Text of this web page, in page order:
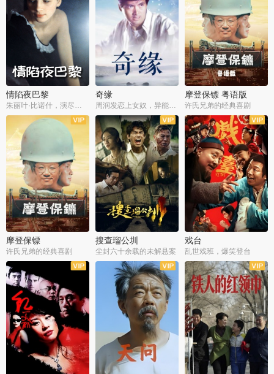
情陷夜巴黎
朱丽叶·比诺什，演尽失爱之痛
奇缘
周润发恋上女奴，异能护体战邪派
摩登保镖 粤语版
许氏兄弟的经典喜剧
摩登保镖
许氏兄弟的经典喜剧
搜查瑠公圳
尘封六十余载的未解悬案
戏台
乱世戏班，爆笑登台